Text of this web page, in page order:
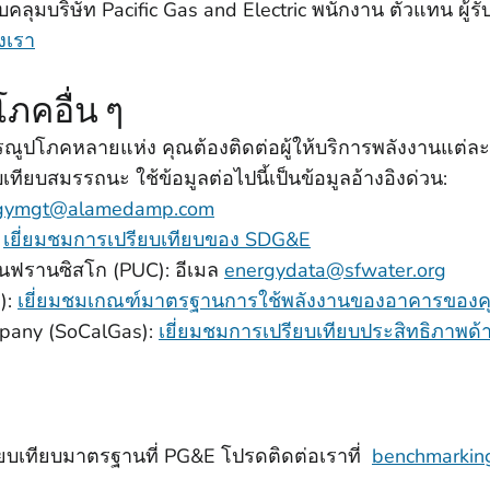
ลุมบริษัท Pacific Gas and Electric พนักงาน ตัวแทน ผู้รั
รา
คอื่น ๆ
ปโภคหลายแห่ง คุณต้องติดต่อผู้ให้บริการพลังงานแต่ละ
ทียบสมรรถนะ ใช้ข้อมูลต่อไปนี้เป็นข้อมูลอ้างอิงด่วน:
เยี่ยมชมการเปรียบเทียบของ SDG&E
รานซิสโก (PUC): อีเมล energydata@sfwater.org
เยี่ยมชมเกณฑ์มาตรฐานการใช้พลังงานของอาคารขอ
(SoCalGas): เยี่ยมชมการเปรียบเทียบประสิทธิภาพด้
ทียบมาตรฐานที่ PG&E โปรดติดต่อเราที่